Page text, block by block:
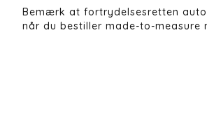
Bemærk at fortrydelsesretten
når du bestiller made-to-measure